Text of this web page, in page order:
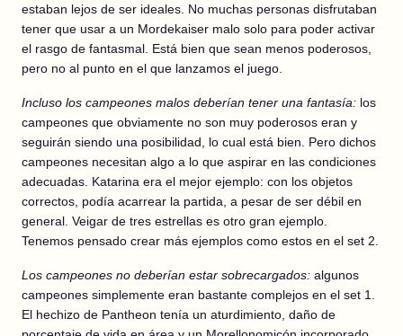
estaban lejos de ser ideales. No muchas personas disfrutaban
tener que usar a un Mordekaiser malo solo para poder activar
el rasgo de fantasmal. Está bien que sean menos poderosos,
pero no al punto en el que lanzamos el juego.
Incluso los campeones malos deberían tener una fantasía: los
campeones que obviamente no son muy poderosos eran y
seguirán siendo una posibilidad, lo cual está bien. Pero dichos
campeones necesitan algo a lo que aspirar en las condiciones
adecuadas. Katarina era el mejor ejemplo: con los objetos
correctos, podía acarrear la partida, a pesar de ser débil en
general. Veigar de tres estrellas es otro gran ejemplo.
Tenemos pensado crear más ejemplos como estos en el set 2.
Los campeones no deberían estar sobrecargados: algunos
campeones simplemente eran bastante complejos en el set 1.
El hechizo de Pantheon tenía un aturdimiento, daño de